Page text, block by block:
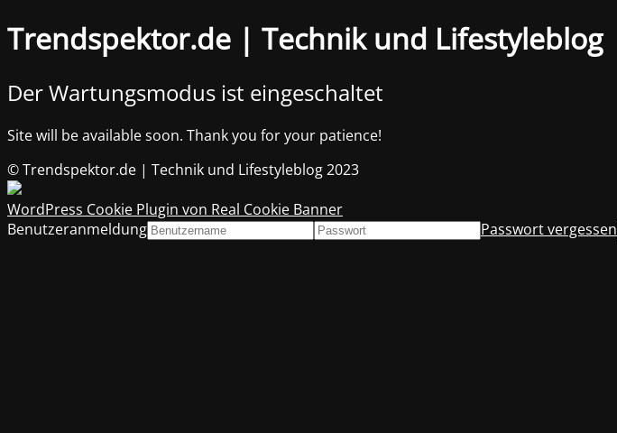
Trendspektor.de | Technik und Lifestyleblog
Der Wartungsmodus ist eingeschaltet
Site will be available soon. Thank you for your patience!
© Trendspektor.de | Technik und Lifestyleblog 2023
WordPress Cookie Plugin von Real Cookie Banner
Benutzeranmeldung
Passwort vergessen